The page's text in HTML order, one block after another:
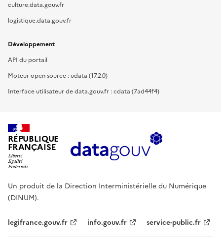
culture.data.gouv.fr
logistique.data.gouv.fr
Développement
API du portail
Moteur open source : udata (17.2.0)
Interface utilisateur de data.gouv.fr : cdata (7ad44f4)
RÉPUBLIQUE
FRANÇAISE
Un produit de la Direction Interministérielle du Numérique
(DINUM).
legifrance.gouv.fr info.gouv.fr service-public.fr